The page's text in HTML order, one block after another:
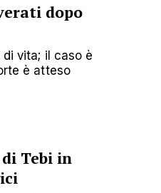
dopo
vita; il caso è
è atteso
Tebi in